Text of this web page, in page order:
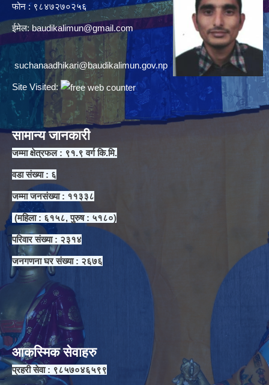
फोन : ९८४७२७०२५६
ईमेल: baudikalimun@gmail.com
suchanaadhikari@baudikalimun.gov.np
Site Visited:
सामान्य जानकारी
जम्मा क्षेत्रफल : ९१.९ वर्ग कि.मि.
वडा संख्या : ६
जम्मा जनसंख्या : ११३३८
(महिला : ६१५८, पुरुष : ५१८०)
परिवार संख्या : २३१४
जनगणना घर संख्या : २६७६
आकस्मिक सेवाहरु
प्रहरी सेवा : ९८५७०४६५९९